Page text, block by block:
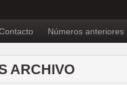
Números anteriores
ARCHIVO